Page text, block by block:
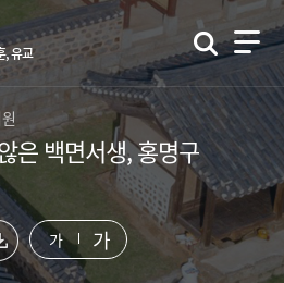
, 유교
은 백면서생, 홍명구
가 가